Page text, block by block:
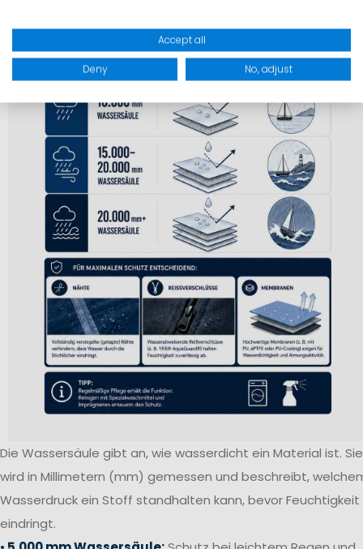
Die Wassersäule gibt an, wie wasserdicht ein Material ist. Sie
wird in Millimetern (mm) gemessen und beschreibt,
Wasserdruck ein Stoff standhalten kann, bevor Feuchtigkeit
eindringt.
Accept all
Deny No, adjust